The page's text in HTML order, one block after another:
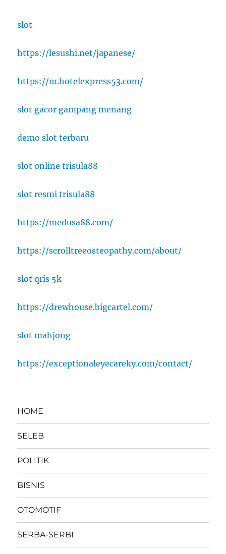
slot
https://lesushi.net/japanese/
https://m.hotelexpress53.com/
slot gacor gampang menang
demo slot terbaru
slot online trisula88
slot resmi trisula88
https://medusa88.com/
https://scrolltreeosteopathy.com/about/
slot qris 5k
https://drewhouse.bigcartel.com/
slot mahjong
https://exceptionaleyecareky.com/contact/
HOME
SELEB
POLITIK
BISNIS
OTOMOTIF
SERBA-SERBI